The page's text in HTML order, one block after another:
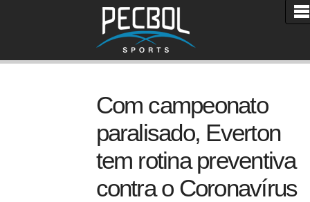
Com campeonato
paralisado, Everton
tem rotina preventiva
contra o Coronavírus